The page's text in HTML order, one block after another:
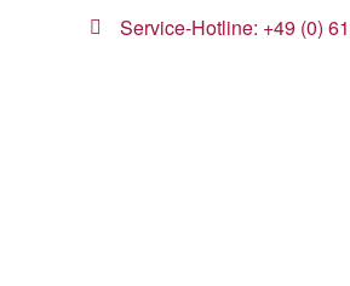
Service-Hotline: +49 (0)